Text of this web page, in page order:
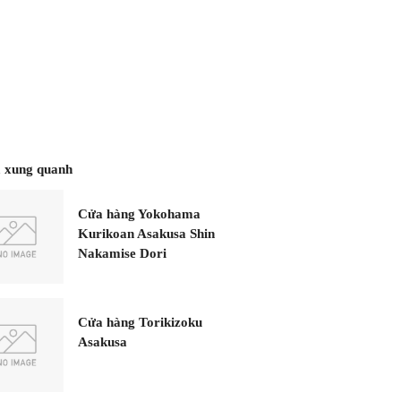
quanh
Cửa hàng Yokohama
Kurikoan Asakusa Shin
Nakamise Dori
Cửa hàng Torikizoku
Asakusa